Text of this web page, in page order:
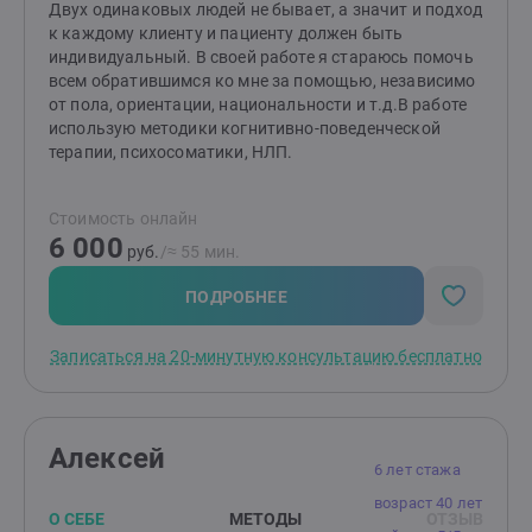
отношениями, конфликты, обидыПовторяющиеся
семейные сценарииСложности в построении
отношенийЛюбовная зависимость (утрата себя
в отношениях)Расставание, измена
партнераСложности в проявлении внимания, заботы,
любви к партнеру или детям* Сексологические
вопросыМы перестали хотеть друг другаПроблемы с
скованностьНесовместимость желания с
партнеромНавязчивые мысли, желанияНаучиться
любить свое телоПорнозависимость,
мастурбацияПозднее начало половой жизни*
Значительные перемены в жизниПотеря/смерть
после смерти близкого человекаПотеря работы,
Психологические травмы во взрослом возрасте, в
том числеопасные для жизни, или воспринимаемые
таковыми, ситуацииавтомобильные аварии, пожары,
Двух одинаковых людей не бывает, а значит и подход
к каждому клиенту и пациенту должен быть
индивидуальный. В своей работе я стараюсь помочь
всем обратившимся ко мне за помощью, независимо
от пола, ориентации, национальности и т.д.В работе
использую методики когнитивно-поведенческой
терапии, психосоматики, НЛП.
Стоимость онлайн
6 000 руб. /≈ 55 мин.
ПОДРОБНЕЕ
Записаться на 20-минутную консультацию бесплатно
6 лет стажа
возраст 40 лет
Алексей
О СЕБЕ МЕТОДЫ